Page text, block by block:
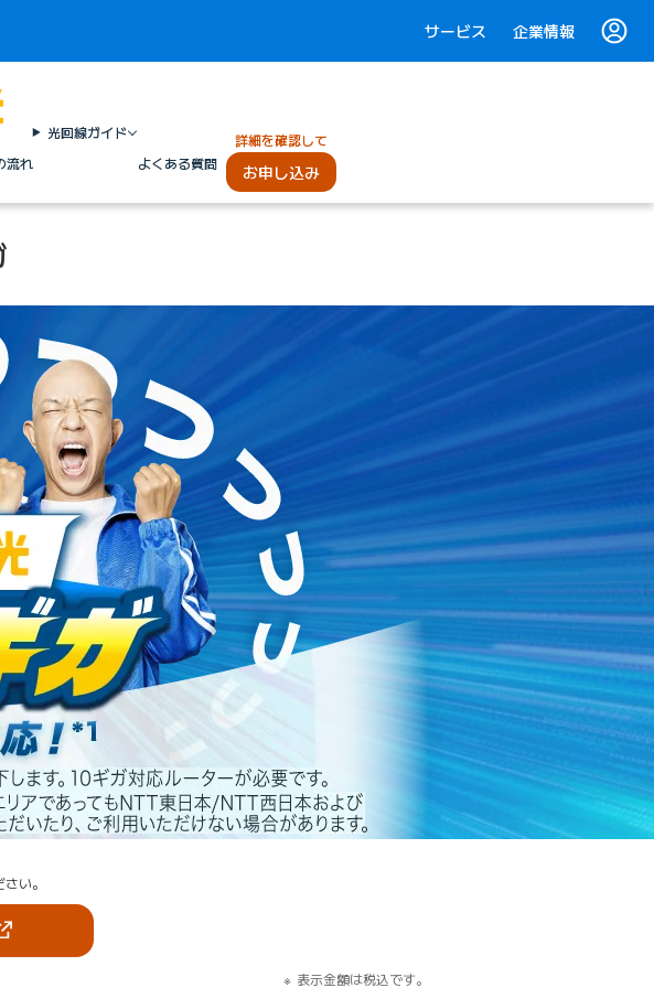
サービス 企業情報
流れ
光回線ガイド
よくある質問
詳細を確認して
お申し込み
い。
しいタブで開きます）
表示金額は税込です。